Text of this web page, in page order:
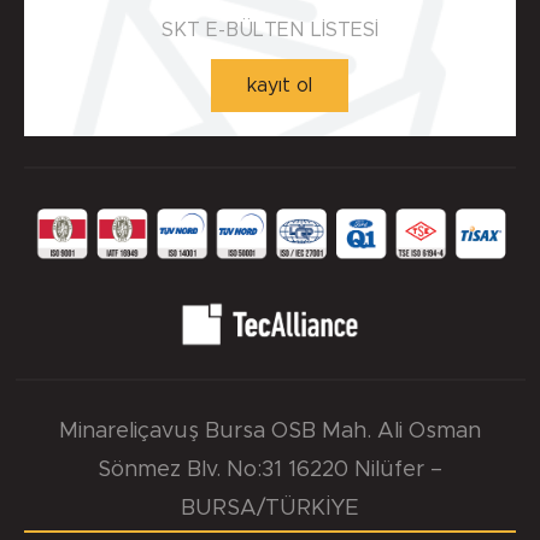
Yuva Yüzey Pürüzlülük Değerleri - µm ( DIN 4768 )
Ra=1,6÷6,3µm, Rz=10÷20µm, Rmax=25µm
SKT E-BÜLTEN LİSTESİ
kayıt ol
Minareliçavuş Bursa OSB Mah. Ali Osman
Sönmez Blv. No:31 16220 Nilüfer –
BURSA/TÜRKİYE